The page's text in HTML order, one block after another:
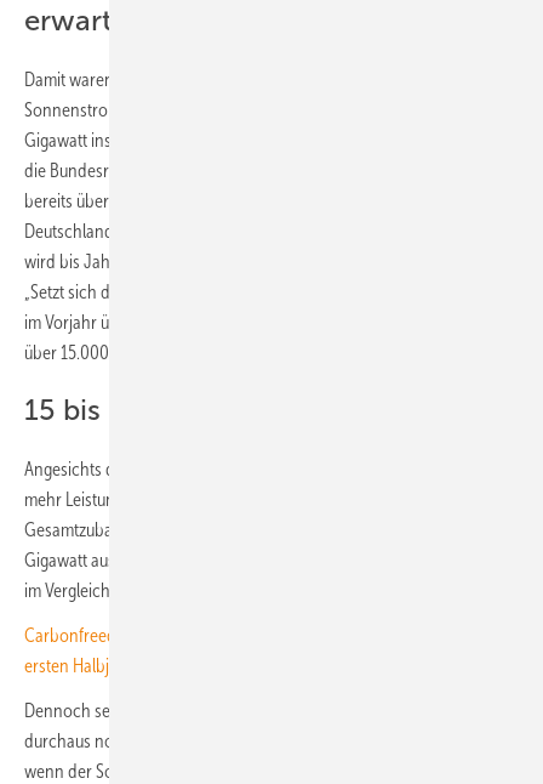
erwartet
Damit waren Ende August 2024 etwa 4,5 Millionen
Sonnenstromgeneratoren mit einer Gesamtleistung von 93,2
Gigawatt installiert. Damit ist das Ausbauziel von 88 Gigawatt, das sich
die Bundesregierung für die Photovoltaik bis Ende 2024 gesetzt hat,
bereits übertroffen. Da sich der Solarboom auch im laufenden Jahr in
Deutschland nach den aktuellen Marktdaten weiter ungebrochen ist,
wird bis Jahresende noch Einiges als Solarleistung hinzukommen.
„Setzt sich der Trend bis zum Jahresende 2024 fort, dann werden wie
im Vorjahr über eine Million neue Solaranlagen mit einer Leistung von
über 15.000 Megawatt errichtet“, sagt IWR-Chef Norbert Allnoch.
15 bis 20 Gigawatt sind drin
Angesichts des bisherigen dynamischen Jahresverlaufs könnte auch
mehr Leistung neu installiert werden. Das IWR geht von einem
Gesamtzubau an Photovoltaik und Windkraft zwischen 15 und 20
Gigawatt aus. Allerdings ist der Ausbau der Offshore-Windkraft derzeit
im Vergleich zu den Vorjahren sehr stark.
Carbonfreed: Holpriger Zubau von gewerblichen Solaranlagen im
ersten Halbjahr
Dennoch sei damit die Marke von 100 Gigawatt Solarstromleistung
durchaus noch in Reichweite, lautet die Prognose des IWR. „Auch
wenn der Solarzubau mit aktuell rund 15.000 Megawatt pro Jahr in